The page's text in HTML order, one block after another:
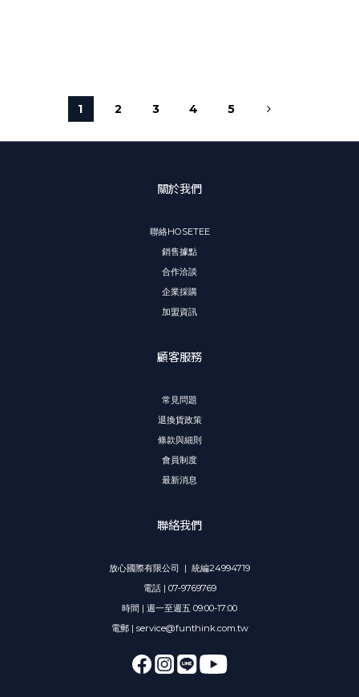
1 2 3 4 5
關於我們
聯絡HOSETEE
銷售據點
合作洽談
企業採購
加盟資訊
顧客服務
常見問題
退換貨政策
條款與細則
會員制度
最新消息
聯絡我們
放心國際有限公司 | 統編24994719
電話 | 07-9769769
時間 | 週一至週五 09:00-17:00
電郵 | service@funthink.com.tw